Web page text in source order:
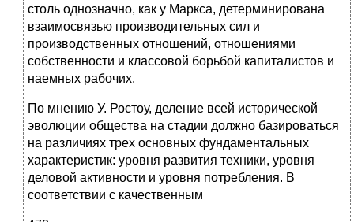
столь однозначно, как у Маркса, детерминирована
взаимосвязью производительных сил и
производственных отношений, отношениями
собственности и классовой борьбой капиталистов и
наемных рабочих.
По мнению У. Ростоу, деление всей исторической
эволюции общества на стадии должно базироваться
на различиях трех основных фундаментальных
характеристик: уровня развития техники, уровня
деловой активности и уровня потребления. В
соответствии с качественным